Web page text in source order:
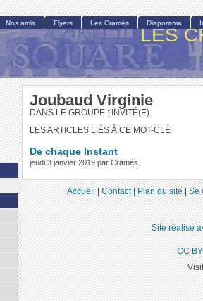
LES
Joubaud Virginie
DANS LE GROUPE : INVITÉ(E)
LES ARTICLES LIÉS À CE MOT-CLÉ
De chaque Instant
jeudi 3 janvier 2019 par Cramés
Nos amis Flyers Les Cramés Diaporama
Accueil|Contact|Plan du site|Se
Site réalisé
CC